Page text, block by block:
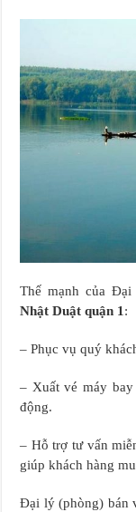
Thế mạnh của
Nhật Duật quận 1:
– Phục vụ quý
– Xuất vé máy
động.
– Hỗ trợ tư vấn
giúp khách hàng
Đại lý (phòng) bán